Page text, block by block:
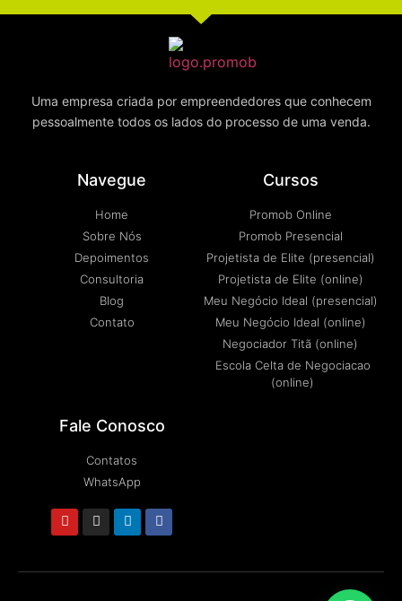
Uma empresa criada por empreendedores que conhecem
pessoalmente todos os lados do processo de uma venda.
Navegue
Home
Sobre Nós
Depoimentos
Consultoria
Blog
Contato
Cursos
Promob Online
Promob Presencial
Projetista de Elite (presencial)
Projetista de Elite (online)
Meu Negócio Ideal (presencial)
Meu Negócio Ideal (online)
Negociador Titã (online)
Escola Celta de Negociacao
(online)
Fale Conosco
Contatos
WhatsApp